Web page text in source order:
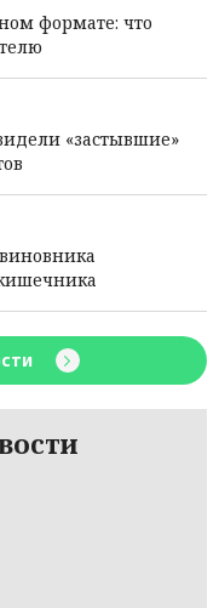
формате: что
«застывшие»